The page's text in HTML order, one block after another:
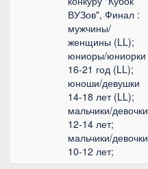
ВУЗов", Финал :
мужчины/
женщины (LL);
юниоры/юниорки
16-21 год (LL);
юноши/девушки
14-18 лет (LL);
мальчики/девочки
12-14 лет;
мальчики/девочки
10-12 лет;